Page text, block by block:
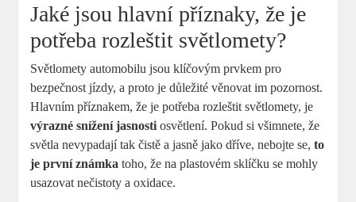
Jaké jsou hlavní příznaky, že je
potřeba rozleštit světlomety?
Světlomety automobilu jsou klíčovým prvkem pro
bezpečnost jízdy, a proto je důležité věnovat‍ im pozornost.
Hlavním příznakem, že je potřeba ​rozleštit světlomety, je
výrazné snížení jasnosti osvětlení. Pokud si všimnete, že
světla nevypadají tak čistě a jasně jako dříve, ⁤nebojte se,to​
je první známka toho, že na plastovém sklíčku se‌ mohly
usazovat nečistoty a oxidace.